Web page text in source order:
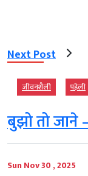
Next Post
जीवनशैली पहेली
बुझो तो
Sun Nov 30 , 2025